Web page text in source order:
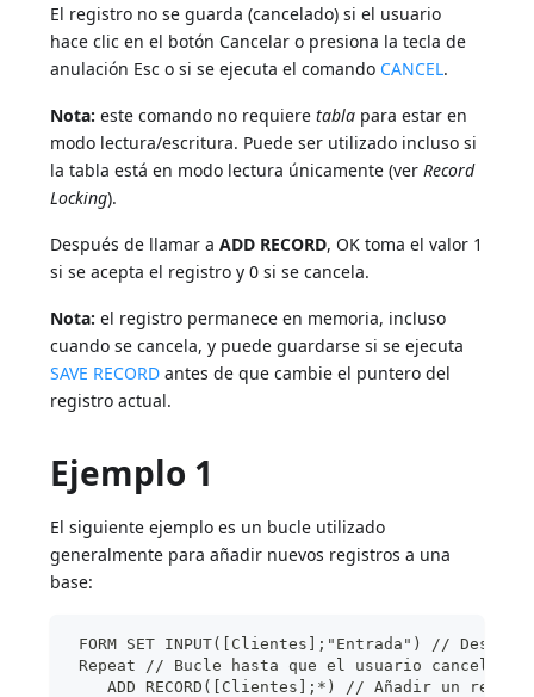
El registro no se guarda (cancelado) si el usuario
hace clic en el botón Cancelar o presiona la tecla de
anulación Esc o si se ejecuta el comando CANCEL.
Nota: este comando no requieretabla para estar en
modo lectura/escritura. Puede ser utilizado incluso si
la tabla está en modo lectura únicamente (verRecord
Locking).
Después de llamar aADD RECORD, OK toma el valor 1
si se acepta el registro y 0 si se cancela.
Nota: el registro permanece en memoria, incluso
cuando se cancela, y puede guardarse si se ejecuta
SAVE RECORD antes de que cambie el puntero del
registro actual.
Ejemplo 1
El siguiente ejemplo es un bucle utilizado
generalmente para añadir nuevos registros a una
base:
FORM SET INPUT([Clientes];"Entrada") //
Repeat // Bucle hasta que el usuario cancele
ADD RECORD([Clientes];*) // Añadir un